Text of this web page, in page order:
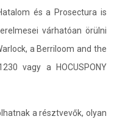
és a Prosectura is
várhatóan örülni
a Berriloom and the
vagy a HOCUSPONY
a résztvevők, olyan